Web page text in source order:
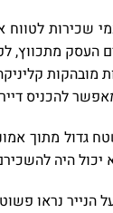
לטווח
מתכווץ,
להכניס
מתוך
היה
נראו